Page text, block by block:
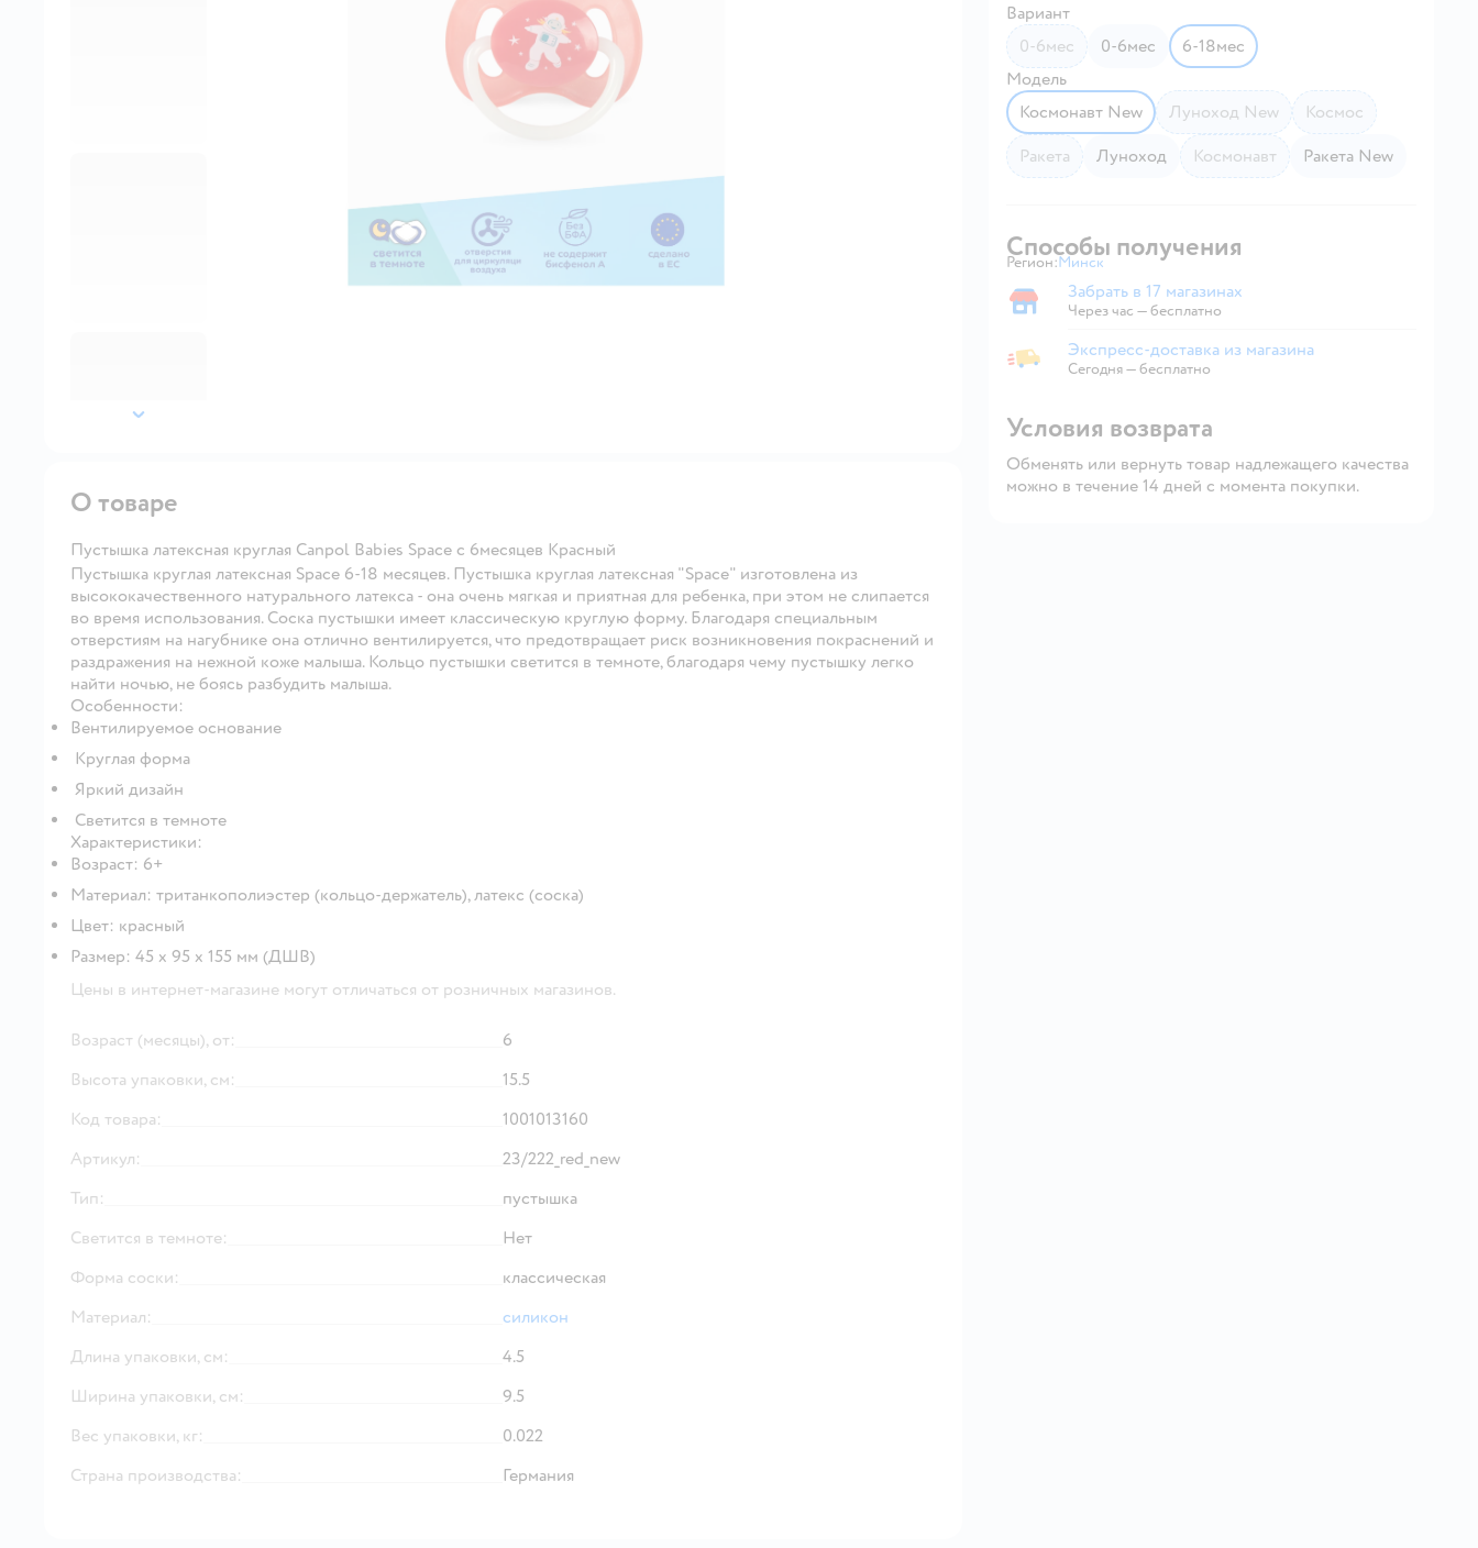
далее
Вариант
0-6мес
0-6мес
6-18мес
Модель
Космонавт New
Луноход New
Космос
Ракета
Луноход Космонавт Ракета New
Способы получения
Регион: Выбор адреса доставки.
Минск
Забрать в магазине
Забрать в 17 магазинах
Через час — бесплатно
Экспресс-доставка из магазина
Экспресс-доставка из магазина
Сегодня—бесплатно
Условия возврата
Обменять или вернуть товар надлежащего качества
можно в течение 14 дней с момента покупки.
О товаре
Пустышка латексная круглая Canpol Babies Space c 6месяцев Красный
Пустышка круглая латексная Space 6-18 месяцев. Пустышка круглая латексная "Space" изготовлена из
высококачественного натурального латекса - она очень мягкая и приятная для ребенка, при этом не слипается
во время использования. Соска пустышки имеет классическую круглую форму. Благодаря специальным
отверстиям на нагубнике она отлично вентилируется, что предотвращает риск возникновения покраснений и
раздражения на нежной коже малыша. Кольцо пустышки светится в темноте, благодаря чему пустышку легко
найти ночью, не боясь разбудить малыша.
Особенности:
Вентилируемое основание
Круглая форма
Яркий дизайн
Светится в темноте
Характеристики:
Возраст: 6+
Материал: тританкополиэстер (кольцо-держатель), латекс (соска)
Цвет: красный
Размер: 45 х 95 х 155 мм (ДШВ)
Цены в интернет-магазине могут отличаться от розничных магазинов.
Возраст (месяцы), от:
6
Высота упаковки, см:
15.5
Код товара:
1001013160
Артикул:
23/222_red_new
Тип:
пустышка
Светится в темноте:
Нет
Форма соски:
классическая
Материал:
силикон
Длина упаковки, см:
4.5
Ширина упаковки, см:
9.5
Вес упаковки, кг:
0.022
Страна производства:
Германия